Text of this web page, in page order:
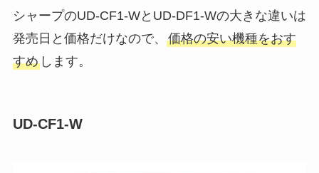
シャープのUD-CF1-WとUD-DF1-Wの大きな違いは
発売日と価格だけなので、 価格の安い機種をおす
すめします。
UD-CF1-W